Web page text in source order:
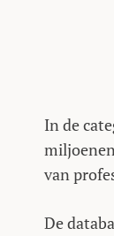
In de
van
De